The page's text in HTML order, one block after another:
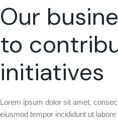
Our
to
initiatives
Lorem ipsum dolor sit amet,
eiusmod tempor incididunt ut